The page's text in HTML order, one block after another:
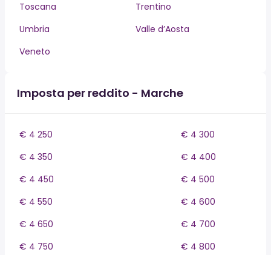
Toscana
Trentino
Umbria
Valle d’Aosta
Veneto
Imposta per reddito - Marche
€ 4 250
€ 4 300
€ 4 350
€ 4 400
€ 4 450
€ 4 500
€ 4 550
€ 4 600
€ 4 650
€ 4 700
€ 4 750
€ 4 800